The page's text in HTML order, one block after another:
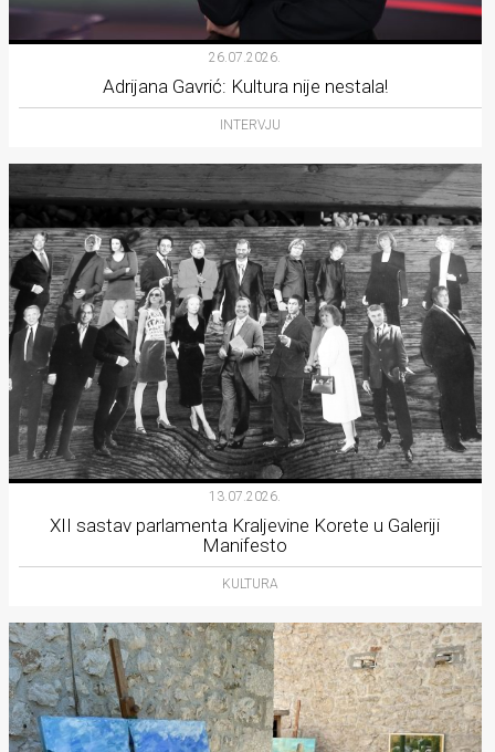
26.07.2026.
Adrijana Gavrić: Kultura nije nestala!
INTERVJU
13.07.2026.
XII sastav parlamenta Kraljevine Korete u Galeriji
Manifesto
KULTURA